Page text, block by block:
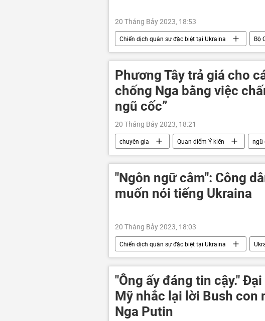
20 Tháng Bảy 2023, 18:53
Chiến dịch quân sự đặc biệt tại Ukraina Bộ
Cuộc khủng hoảng ở Ukraina
Quân sự
xung đột quân sự
Phương Tây trả giá cho
chống Nga bằng việc
ngũ cốc”
20 Tháng Bảy 2023, 18:21
chuyên gia Quan điểm-Ý kiến ngũ
phương Tây
Nga Chính trị
"Ngôn ngữ câm": Công
muốn nói tiếng Ukraina
20 Tháng Bảy 2023, 18:03
Chiến dịch quân sự đặc biệt tại Ukraina
Video từ Ukraina
DNR
Sáp nhập
LNR
Donbass Donetsk
Kharkov
"Ông ấy đáng tin cậy."
Mỹ nhắc lại lời Bush con
Nga Putin